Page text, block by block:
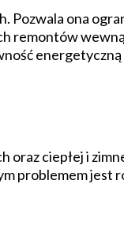
Pozwala ona
remontów
oraz ciepłej i
problemem jest